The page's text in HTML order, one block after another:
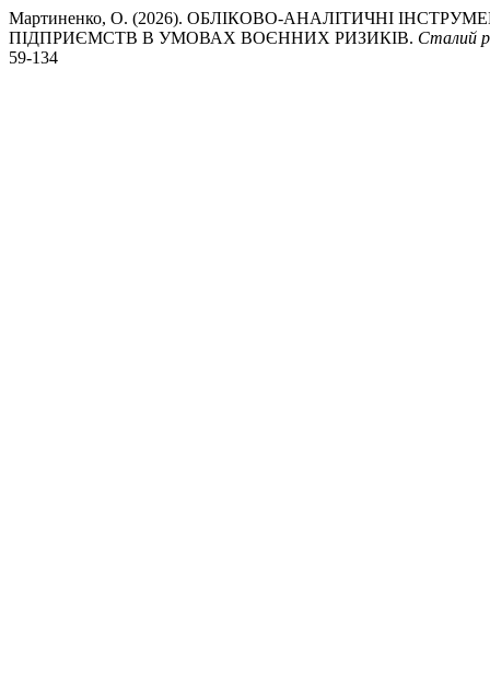
Мартиненко, О. (2026). ОБЛІКОВО-АНАЛІТИЧНІ
ПІДПРИЄМСТВ В УМОВАХ ВОЄННИХ РИЗИКІВ. Сталий
59-134